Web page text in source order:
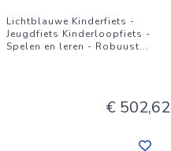
Lichtblauwe Kinderfiets -
Jeugdfiets Kinderloopfiets -
Spelen en leren - Robuust...
€ 502,62